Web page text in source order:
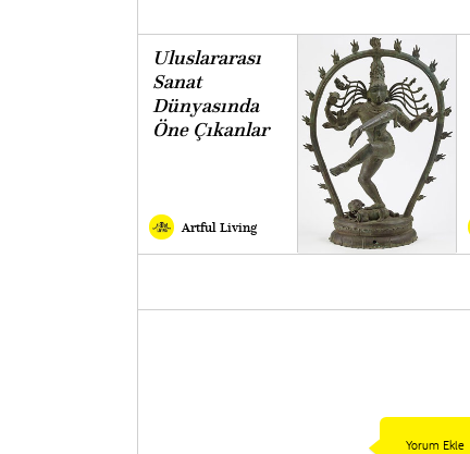
Uluslararası
Sanat
Dünyasında
Öne Çıkanlar
Artful Living